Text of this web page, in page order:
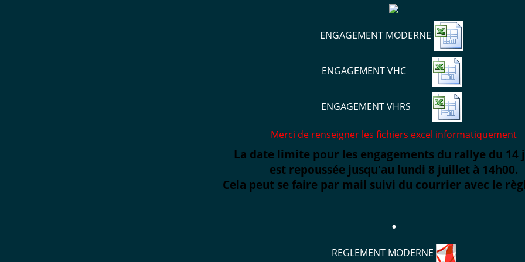
ENGAGEMENT MODERNE
ENGAGEMENT VHC
ENGAGEMENT VHRS
Merci de renseigner les fichiers excel informatiquement
La date limite pour les engagements du rallye du 14
est repoussée jusqu'au lundi 8 juillet à 14h00.
Cela peut se faire par mail suivi du courrier avec le
.
REGLEMENT MODERNE